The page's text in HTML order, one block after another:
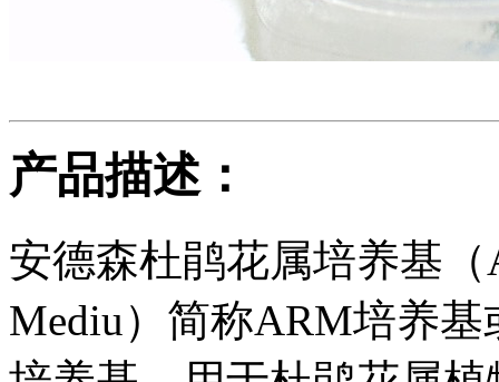
产品描述：
安德森杜鹃花属培养基（
Mediu）简称ARM培养